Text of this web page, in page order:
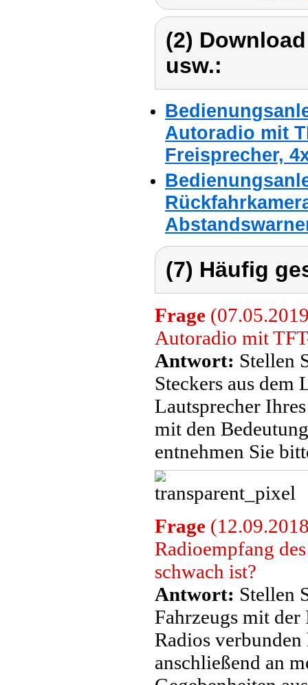
(2)
usw.:
Autoradio mit
Freisprecher,
(7) Häufig
Frage
Autoradio mit
Antwort: Stellen
Steckers aus
Lautsprecher
mit den
entnehmen Sie
Frage
Radioempfang
schwach ist?
Antwort: Stellen
Fahrzeugs mit der
Radios verbunden
anschließend an